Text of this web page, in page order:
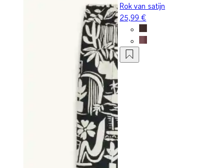
Rok van satijn
25,99 €